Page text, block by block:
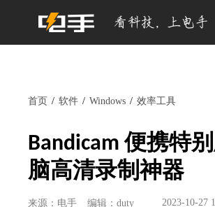
首页 软件 Windows 效率工具
Bandicam 便携特
脑高清录制神器
来源：电手 编辑：duty 2023-10-27